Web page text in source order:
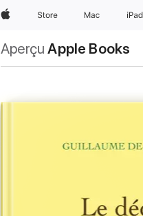
AppleStore Mac iPad
Aperçu Apple Books